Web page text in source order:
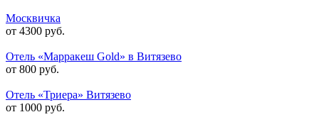
Москвичка
от 4300 руб.
Отель «Марракеш Gold» в Витязево
от 800 руб.
Отель «Триера» Витязево
от 1000 руб.